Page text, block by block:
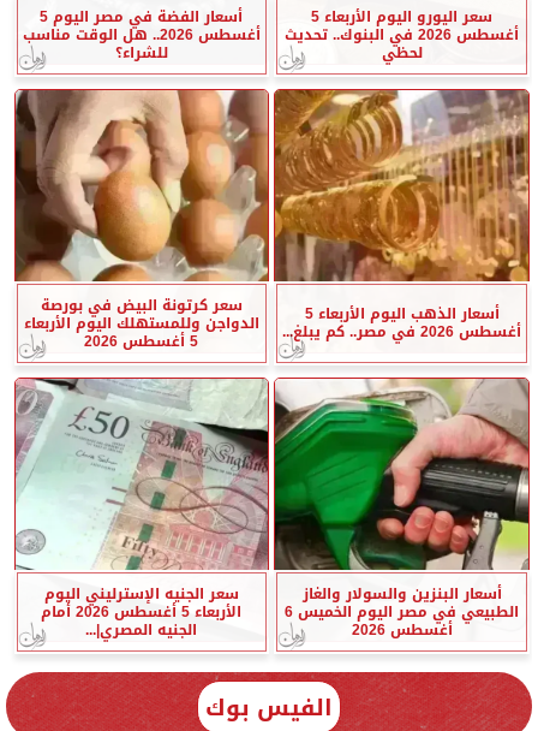
سعر اليورو اليوم الأربعاء 5
أغسطس 2026 في البنوك.. تحديث
لحظي
أسعار الفضة في مصر اليوم 5
أغسطس 2026.. هل الوقت مناسب
للشراء؟
أسعار الذهب اليوم الأربعاء 5
أغسطس 2026 في مصر.. كم يبلغ...
سعر كرتونة البيض في بورصة
الدواجن وللمستهلك اليوم الأربعاء
5 أغسطس 2026
أسعار البنزين والسولار والغاز
الطبيعي في مصر اليوم الخميس 6
أغسطس 2026
سعر الجنيه الإسترليني اليوم
الأربعاء 5 أغسطس 2026 أمام
الجنيه المصري|...
الفيس بوك